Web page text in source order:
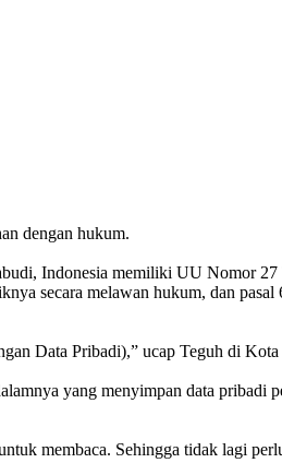
dengan hukum.
Indonesia memiliki UU Nomor 27
secara melawan hukum, dan pasal
Data Pribadi),” ucap Teguh di
yang menyimpan data
membaca. Sehingga tidak lagi